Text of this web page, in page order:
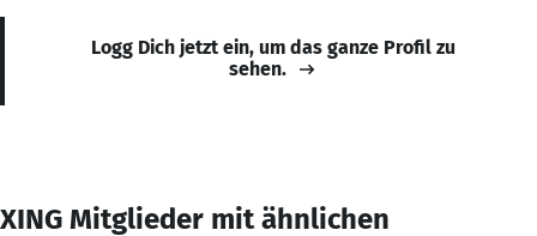
Logg Dich jetzt ein, um das ganze Profil zu
sehen.
XING Mitglieder mit ähnlichen